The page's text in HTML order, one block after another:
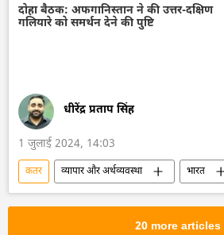
मुस्लिम
राजदूतावास
राजधानी
भारत
दोहा बैठक: अफगानिस्तान ने की उत्तर-दक्षिण
गलियारे को समर्थन देने की पुष्टि
धीरेंद्र प्रताप सिंह
1 जुलाई 2024, 14:03
कतर व्यापार और अर्थव्यवस्था
भारत
रूस
अफगानिस्तान
अफ़ग़ानिस्तान
20 more articles